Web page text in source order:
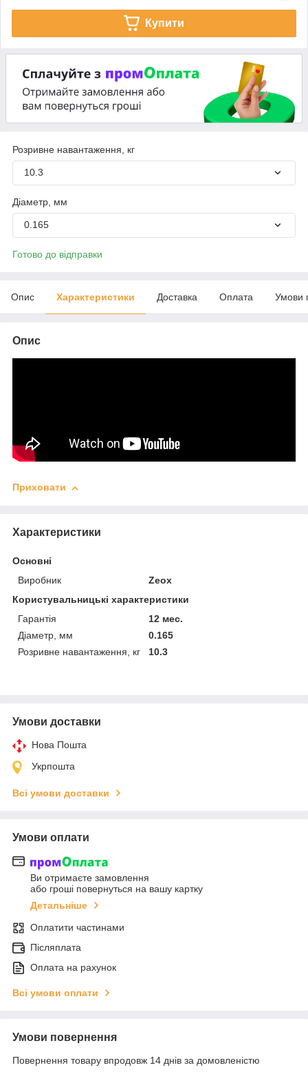
Купити
Розривне навантаження, кг
10.3
Діаметр, мм
0.165
Готово до відправки
Опис Характеристики Доставка Оплата Умови
Опис
Приховати
Характеристики
Основні
Виробник
Zeox
Користувальницькі характеристики
Гарантія
12 мес.
Діаметр, мм
0.165
Розривне навантаження, кг
10.3
Умови доставки
Нова Пошта
Укрпошта
Всі умови доставки
Умови оплати
Ви отримаєте замовлення
або гроші повернуться на вашу картку
Детальніше
Оплатити частинами
Післяплата
Оплата на рахунок
Всі умови оплати
Умови повернення
Повернення товару впродовж 14 днів за домовленістю